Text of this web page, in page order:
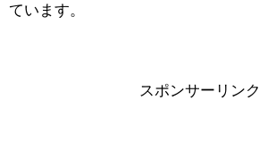
ています。
スポンサーリンク